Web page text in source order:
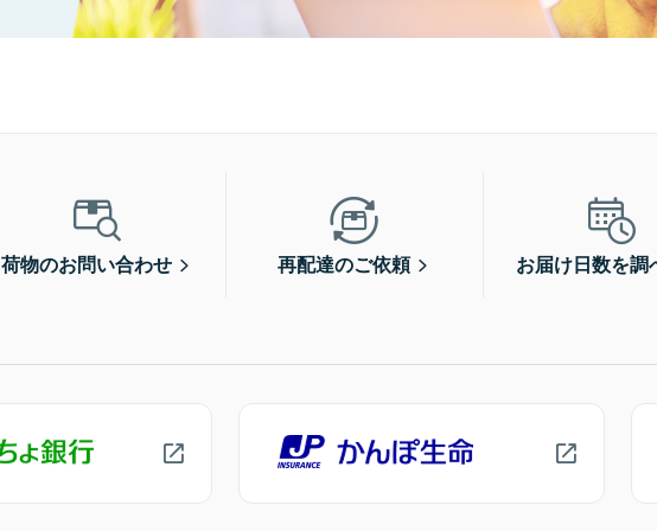
荷物のお問い合わせ 再配達のご依頼 お届け日数を調